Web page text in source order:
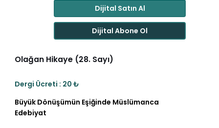
Dijital Satın Al
Dijital Abone Ol
Olağan Hikaye (28. Sayı)
Dergi Ücreti : 20 ₺
Büyük Dönüşümün Eşiğinde Müslümanca
Edebiyat